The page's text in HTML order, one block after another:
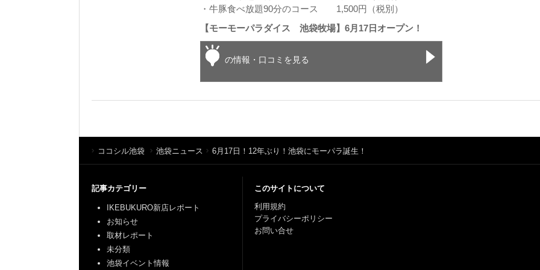
・牛豚食べ放題90分のコース 1,500円（税別）
【モーモーパラダイス 池袋牧場】6月17日オープン！
の情報・口コミを見る
ココシル池袋 池袋ニュース 6月17日！12年ぶり！池袋にモーパラ誕生！
記事カテゴリー
IKEBUKURO新店レポート
お知らせ
取材レポート
未分類
池袋イベント情報
このサイトについて
利用規約
プライバシーポリシー
お問い合せ